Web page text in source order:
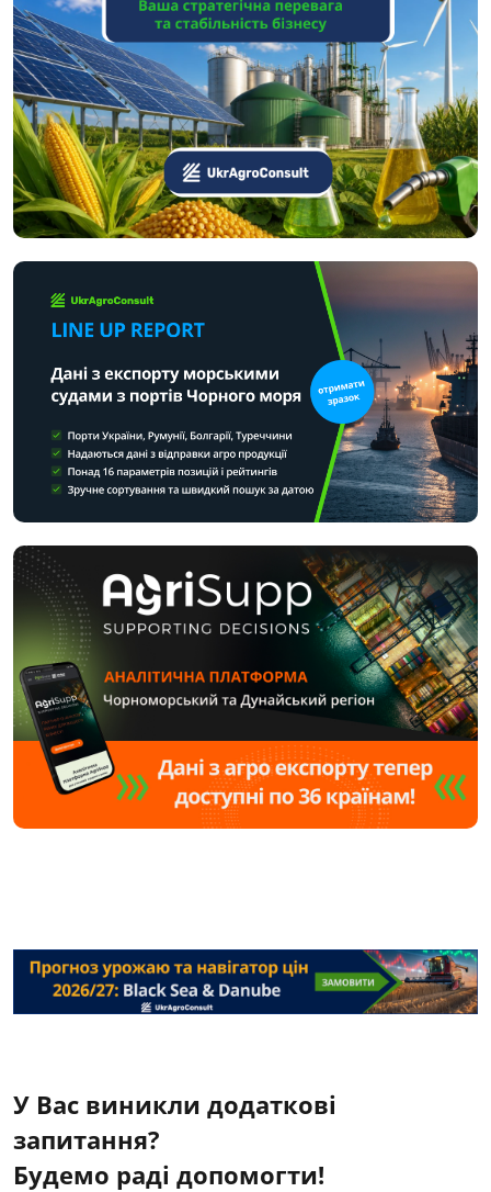
У Вас виникли додаткові
запитання?
Будемо раді допомогти!